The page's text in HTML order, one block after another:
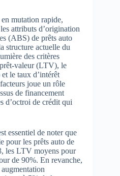
mutation rapide,
attributs d’origination
(ABS) de prêts auto
structure actuelle du
des critères
valeur (LTV), le
le taux d’intérêt
joue un rôle
de financement
d’octroi de crédit qui
essentiel de noter que
pour les prêts auto de
les LTV moyens pour
de 90%. En revanche,